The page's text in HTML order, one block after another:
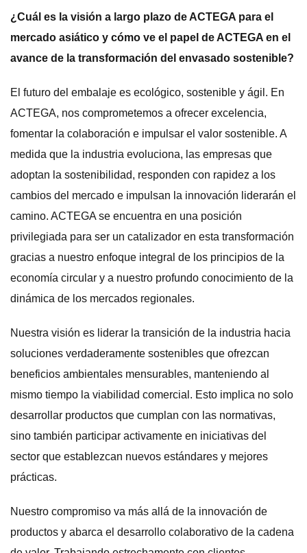
¿Cuál es la visión a largo plazo de ACTEGA para el
mercado asiático y cómo ve el papel de ACTEGA en el
avance de la transformación del envasado sostenible?
El futuro del embalaje es ecológico, sostenible y ágil. En
ACTEGA, nos comprometemos a ofrecer excelencia,
fomentar la colaboración e impulsar el valor sostenible. A
medida que la industria evoluciona, las empresas que
adoptan la sostenibilidad, responden con rapidez a los
cambios del mercado e impulsan la innovación liderarán el
camino. ACTEGA se encuentra en una posición
privilegiada para ser un catalizador en esta transformación
gracias a nuestro enfoque integral de los principios de la
economía circular y a nuestro profundo conocimiento de la
dinámica de los mercados regionales.
Nuestra visión es liderar la transición de la industria hacia
soluciones verdaderamente sostenibles que ofrezcan
beneficios ambientales mensurables, manteniendo al
mismo tiempo la viabilidad comercial. Esto implica no solo
desarrollar productos que cumplan con las normativas,
sino también participar activamente en iniciativas del
sector que establezcan nuevos estándares y mejores
prácticas.
Nuestro compromiso va más allá de la innovación de
productos y abarca el desarrollo colaborativo de la cadena